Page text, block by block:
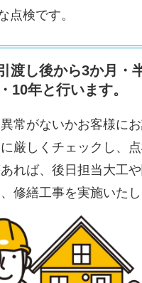
点検です。
渡し後から3か月・
10年と行います。
常がないかお客様に
厳しくチェックし、
れば、後日担当大工
修繕工事を実施いたし